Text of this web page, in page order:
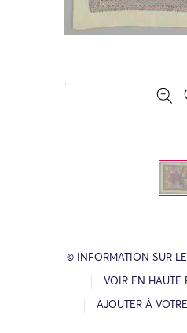
© INFORMATION SUR
VOIR EN HAUTE
AJOUTER À